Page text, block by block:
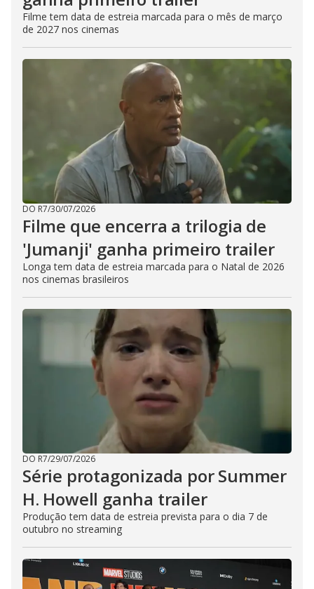
Filme tem data de estreia marcada para o mês de março
de 2027 nos cinemas
DO R7/30/07/2026
Filme que encerra a trilogia de
'Jumanji' ganha primeiro trailer
Longa tem data de estreia marcada para o Natal de 2026
nos cinemas brasileiros
DO R7/29/07/2026
Série protagonizada por Summer
H. Howell ganha trailer
Produção tem data de estreia prevista para o dia 7 de
outubro no streaming